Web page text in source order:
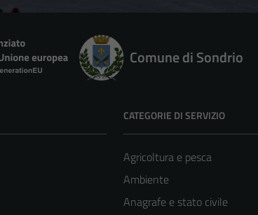
Comune di Sondrio
CATEGORIE DI SERVIZIO
Agricoltura e pesca
Ambiente
Anagrafe e stato civile